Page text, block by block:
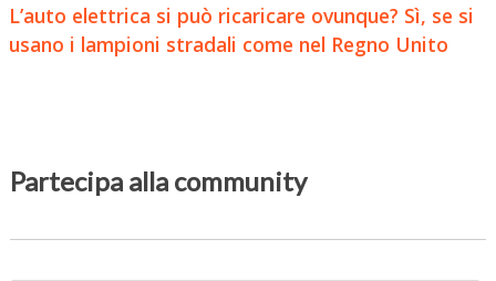
L’auto elettrica si può ricaricare ovunque? Sì, se si
usano i lampioni stradali come nel Regno Unito
Partecipa alla community